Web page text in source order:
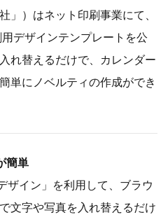
」）はネット印刷事業にて、
デザインテンプレートを公
れ替えるだけで、カレンダー
単にノベルティの作成ができ
簡単
ザイン」を利用して、ブラウ
文字や写真を入れ替えるだけ